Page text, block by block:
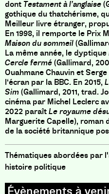
dont Testament à l’anglaise
gothique du thatchérisme,
Meilleur livre étranger,
En 1998, il remporte le Prix
Maison du sommeil
La même année, le dyptique
Cercle fermé(Gallimard,
Ouahmane Chauvin et
l‘écran par la BBC. En 2015,
Sim(Gallimard, 2011, trad.
cinéma par Michel Leclerc
2022 paraîtLe royaume
Marguerite Capelle), roman
de la société britannique
Thématiques abordées par
histoire politique